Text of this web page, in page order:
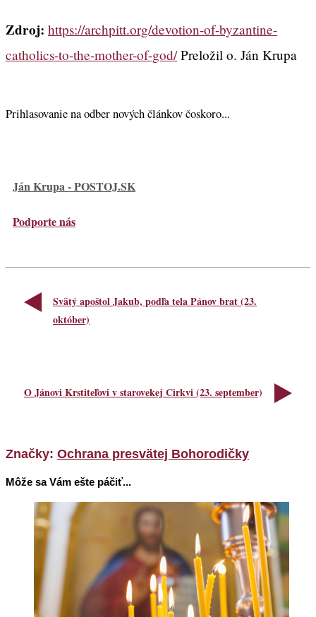
Zdroj: https://archpitt.org/devotion-of-byzantine-
catholics-to-the-mother-of-god/Preložil o. Ján Krupa
Prihlasovanie na odber nových článkov čoskoro...
Ján Krupa - POSTOJ.SK
Podporte nás
Svätý apoštol Jakub, podľa tela Pánov brat (23.
október)
O Jánovi Krstiteľovi v starovekej Cirkvi (23. september)
Značky: Ochrana presvätej Bohorodičky
Môže sa Vám ešte páčiť...